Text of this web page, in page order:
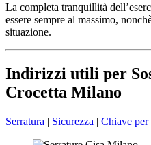
La completa tranquillità
essere sempre al massimo,
situazione.
Indirizzi utili per
Crocetta Milano
Serratura | Sicurezza | Chiave per